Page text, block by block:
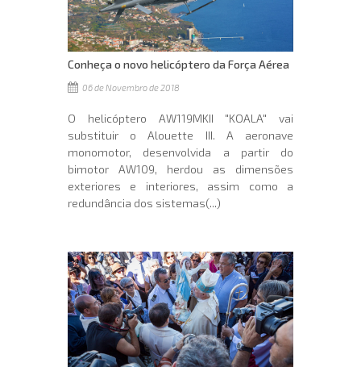
Conheça o novo helicóptero da Força Aérea
06 de Novembro de 2018
O helicóptero AW119MKII "KOALA" vai
substituir o Alouette III. A aeronave
monomotor, desenvolvida a partir do
bimotor AW109, herdou as dimensões
exteriores e interiores, assim como a
redundância dos sistemas(...)